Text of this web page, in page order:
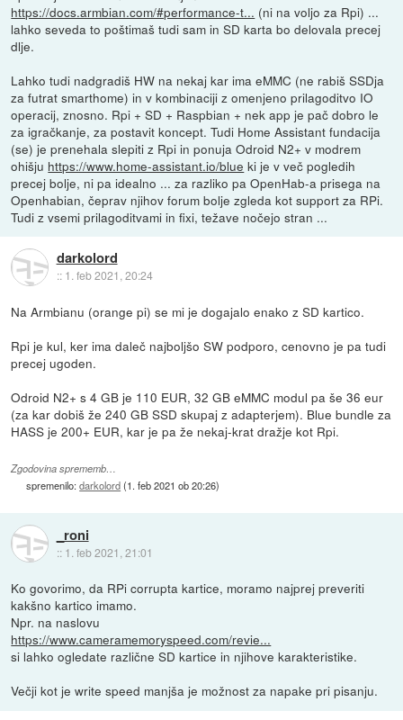
https://docs.armbian.com/#performance-t... (ni na voljo za Rpi) ...
lahko seveda to poštimaš tudi sam in SD karta bo delovala precej
dlje.
Lahko tudi nadgradiš HW na nekaj kar ima eMMC (ne rabiš SSDja
za futrat smarthome) in v kombinaciji z omenjeno prilagoditvo IO
operacij, znosno. Rpi + SD + Raspbian + nek app je pač dobro le
za igračkanje, za postavit koncept. Tudi Home Assistant fundacija
(se) je prenehala slepiti z Rpi in ponuja Odroid N2+ v modrem
ohišju https://www.home-assistant.io/blue ki je v več pogledih
precej bolje, ni pa idealno ... za razliko pa OpenHab-a prisega na
Openhabian, čeprav njihov forum bolje zgleda kot support za RPi.
Tudi z vsemi prilagoditvami in fixi, težave nočejo stran ...
darkolord
:: 1. feb 2021, 20:24
Na Armbianu (orange pi) se mi je dogajalo enako z SD kartico.
Rpi je kul, ker ima daleč najboljšo SW podporo, cenovno je pa tudi
precej ugoden.
Odroid N2+ s 4 GB je 110 EUR, 32 GB eMMC modul pa še 36 eur
(za kar dobiš že 240 GB SSD skupaj z adapterjem). Blue bundle za
HASS je 200+ EUR, kar je pa že nekaj-krat dražje kot Rpi.
Zgodovina sprememb…
spremenilo:darkolord(1. feb 2021 ob 20:26)
_roni
:: 1. feb 2021, 21:01
Ko govorimo, da RPi corrupta kartice, moramo najprej preveriti
kakšno kartico imamo.
Npr. na naslovu
https://www.cameramemoryspeed.com/revie...
si lahko ogledate različne SD kartice in njihove karakteristike.
Večji kot je write speed manjša je možnost za napake pri pisanju.